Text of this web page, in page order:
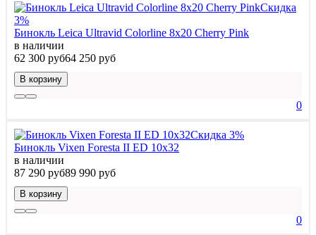
Скидка
3%
Бинокль Leica Ultravid Colorline 8x20 Cherry Pink
в наличии
62 300 руб64 250 руб
В корзину
0
Скидка 3%
Бинокль Vixen Foresta II ED 10x32
в наличии
87 290 руб89 990 руб
В корзину
0